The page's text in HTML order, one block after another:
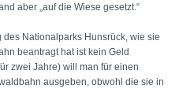
aber „auf die Wiese gesetzt.“
Nationalparks Hunsrück, wie sie
beantragt hat ist kein Geld
zwei Jahre) will man für einen
ausgeben, obwohl die sie in